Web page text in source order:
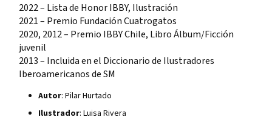
2022 – Lista de Honor IBBY, Ilustración
2021 – Premio Fundación Cuatrogatos
2020, 2012 – Premio IBBY Chile, Libro Álbum/Ficción
juvenil
2013 – Incluida en el Diccionario de Ilustradores
Iberoamericanos de SM
Autor: Pilar Hurtado
Ilustrador: Luisa Rivera